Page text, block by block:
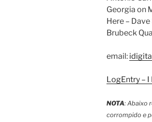
Georgia on
Here –
Brubeck
email:
LogEntry –
NOTA: Abaixo
corrompido e